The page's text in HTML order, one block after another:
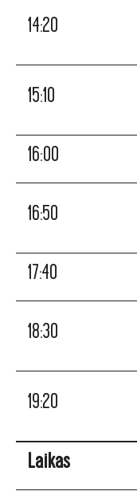
14:20
15:10
16:00
16:50
17:40
18:30
19:20
Laikas